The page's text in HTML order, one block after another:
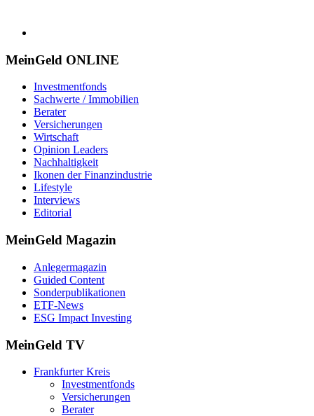
MeinGeld ONLINE
Investmentfonds
Sachwerte / Immobilien
Berater
Versicherungen
Wirtschaft
Opinion Leaders
Nachhaltigkeit
Ikonen der Finanzindustrie
Lifestyle
Interviews
Editorial
MeinGeld Magazin
Anlegermagazin
Guided Content
Sonderpublikationen
ETF-News
ESG Impact Investing
MeinGeld TV
Frankfurter Kreis
Investmentfonds
Versicherungen
Berater